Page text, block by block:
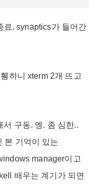
료. synaptics가 들어간
하니 xterm 2개 뜨고
구동. 엥. 좀 심한..
본 기억이 있는
manager이고
배우는 계기가 되면